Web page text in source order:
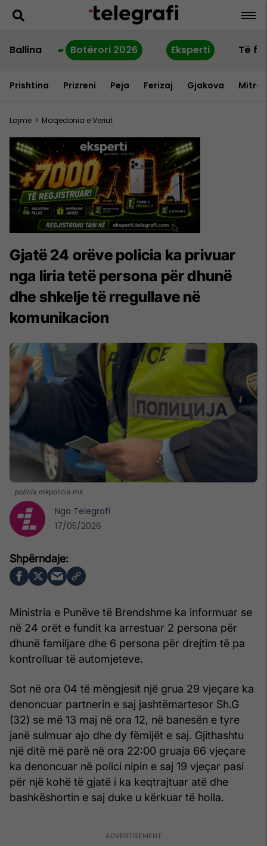
Ballina Botërori 2026 Eksperti Të
Prishtina Prizreni Peja Ferizaj Gjakova
Lajme > Maqedonia e Veriut
Gjatë 24 orëve policia ka privuar
nga liria tetë persona për dhunë
dhe shkelje të rregullave në
komunikacion
policia mkpolicia mk
Ministria e Punëve të Brendshme ka informuar se
në 24 orët e fundit ka arrestuar 2 persona për
dhunë familjare dhe 6 persona për drejtim të pa
kontrolluar të automjeteve.
Sot në ora 04 të mëngjesit një grua 29 vjeçare ka
denoncuar partnerin e saj jashtëmartesor Sh.G
(32) se më 13 maj në ora 12, në banesën e tyre
janë sulmuar ajo dhe dy fëmijët e saj. Gjithashtu
një ditë më parë në ora 22:00 gruaja 66 vjeçare
ka denoncuar në polici nipin e saj 19 vjeçar pasi
për një kohë të gjatë i ka keqtrajtuar atë dhe
bashkëshortin e saj duke u kërkuar të holla.
Nga Telegrafi
17/05/2026